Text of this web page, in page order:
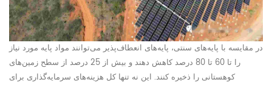
در مقایسه با پایه‌های سنتی، پایه‌های انعطاف‌پذیر می‌توانند مواد پایه مورد نیاز
را تا 60 تا 80 درصد کاهش دهند و بیش از 25 درصد از سطح زمین‌های
کوهستانی را ذخیره کنند. این نه تنها کل هزینه‌های سرمایه‌گذاری برای